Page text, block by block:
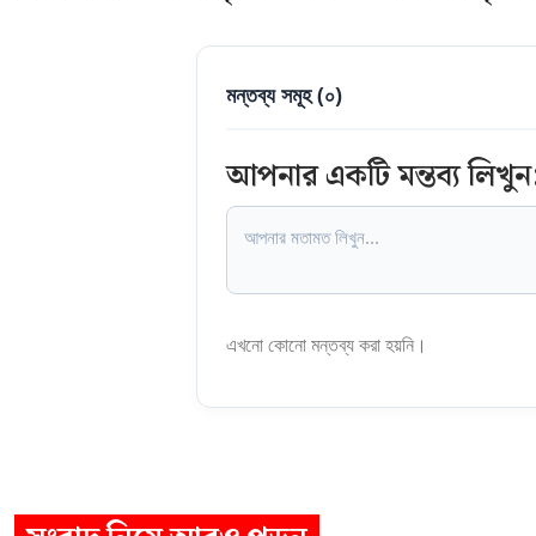
মন্তব্য সমূহ (০)
আপনার একটি মন্তব্য
এখনো কোনো মন্তব্য করা হয়নি।